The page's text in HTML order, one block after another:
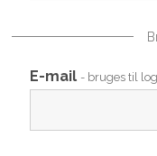
E-mail - bruges til